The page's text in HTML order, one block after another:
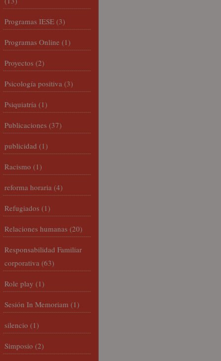
Programas IESE (3)
Programas Online (1)
Proyectos (2)
Psicología positiva (3)
Psiquiatría (1)
Publicaciones (37)
publicidad (1)
Racismo (1)
reforma horaria (4)
Refugiados (1)
Relaciones humanas (20)
Responsabilidad Familiar
corporativa (63)
Role play (1)
Sesión In Memoriam (1)
silencio (1)
Simposio (2)